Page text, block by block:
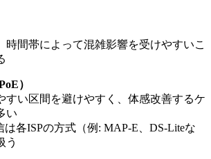
時間帯によって混雑影響を受けやすいこ
）
すい区間を避けやすく、体感改善するケ
い
は各ISPの方式（例: MAP-E、DS-Liteな
う